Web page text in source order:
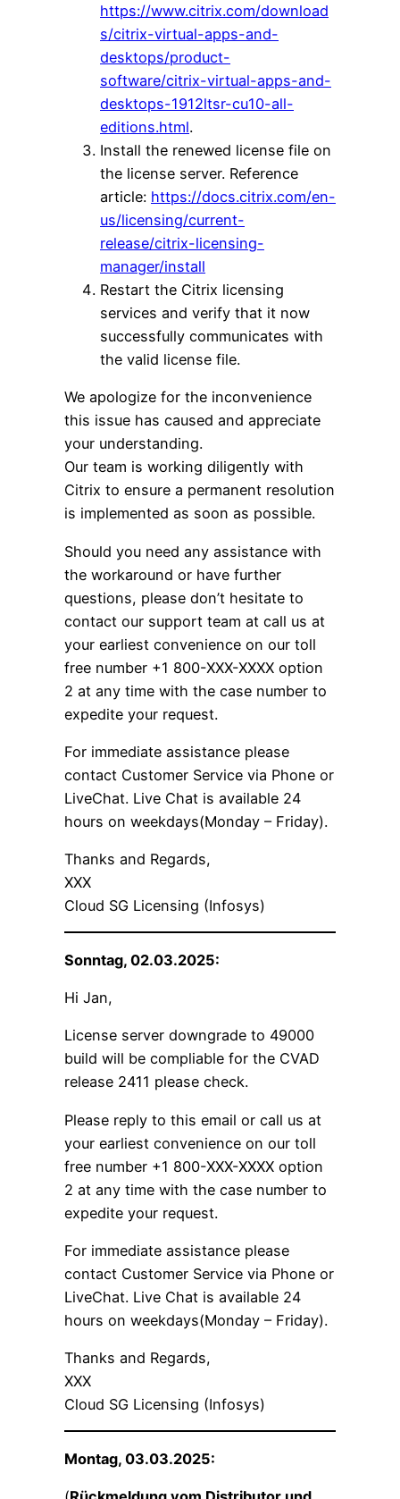
https://www.citrix.com/download
s/citrix-virtual-apps-and-
desktops/product-
software/citrix-virtual-apps-and-
desktops-1912ltsr-cu10-all-
editions.html.
Install the renewed license file on
the license server. Reference
article: https://docs.citrix.com/en-
us/licensing/current-
release/citrix-licensing-
manager/install
Restart the Citrix licensing
services and verify that it now
successfully communicates with
the valid license file.
We apologize for the inconvenience
this issue has caused and appreciate
your understanding.
Our team is working diligently with
Citrix to ensure a permanent resolution
is implemented as soon as possible.
Should you need any assistance with
the workaround or have further
questions, please don’t hesitate to
contact our support team at call us at
your earliest convenience on our toll
free number +1 800-XXX-XXXX option
2 at any time with the case number to
expedite your request.
For immediate assistance please
contact Customer Service via Phone or
LiveChat. Live Chat is available 24
hours on weekdays(Monday – Friday).
Thanks and Regards,
XXX
Cloud SG Licensing (Infosys)
Sonntag, 02.03.2025:
Hi Jan,
License server downgrade to 49000
build will be compliable for the CVAD
release 2411 please check.
Please reply to this email or call us at
your earliest convenience on our toll
free number +1 800-XXX-XXXX option
2 at any time with the case number to
expedite your request.
For immediate assistance please
contact Customer Service via Phone or
LiveChat. Live Chat is available 24
hours on weekdays(Monday – Friday).
Thanks and Regards,
XXX
Cloud SG Licensing (Infosys)
Montag, 03.03.2025: